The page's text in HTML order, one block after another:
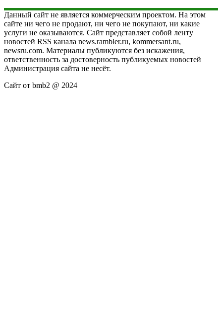
Данный сайт не является коммерческим проектом. На этом
сайте ни чего не продают, ни чего не покупают, ни какие
услуги не оказываются. Сайт представляет собой ленту
новостей RSS канала news.rambler.ru, kommersant.ru,
newsru.com. Материалы публикуются без искажения,
ответственность за достоверность публикуемых новостей
Администрация сайта не несёт.
Сайт от bmb2 @ 2024